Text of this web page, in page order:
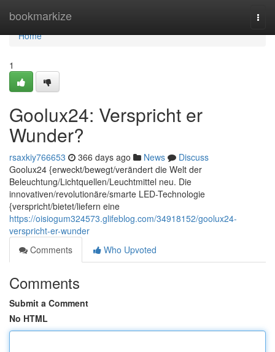
bookmarkize
Home
Home
1
Goolux24: Verspricht er
Wunder?
rsaxkiy766653 366 days ago News
Discuss
Goolux24 {erweckt/bewegt/verändert die Welt der
Beleuchtung/Lichtquellen/Leuchtmittel neu. Die
innovativen/revolutionäre/smarte LED-Technologie
{verspricht/bietet/liefern eine
https://oisiogum324573.glifeblog.com/34918152/goolux24-
verspricht-er-wunder
Comments
Who Upvoted
Comments
Submit a Comment
No HTML